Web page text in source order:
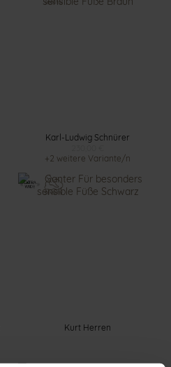
Karl-Ludwig Schnürer
+2 weitere Variante/n
Kurt Herren